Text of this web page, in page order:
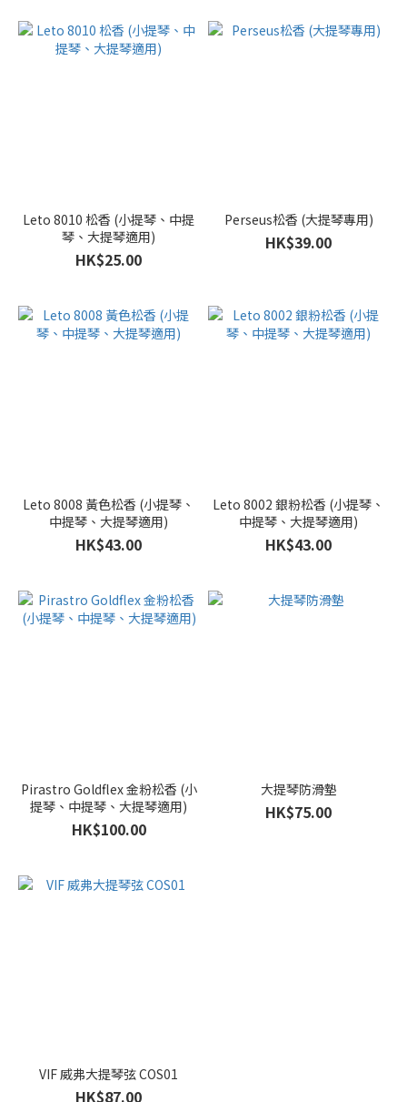
Leto 8010 松香 (小提琴、中提
琴、大提琴適用)
HK$25.00
Perseus松香 (大提琴專用)
HK$39.00
Leto 8008 黃色松香 (小提琴、
中提琴、大提琴適用)
HK$43.00
Leto 8002 銀粉松香 (小提琴、
中提琴、大提琴適用)
HK$43.00
Pirastro Goldflex 金粉松香 (小
提琴、中提琴、大提琴適用)
HK$100.00
大提琴防滑墊
HK$75.00
VIF 威弗大提琴弦 COS01
HK$87.00